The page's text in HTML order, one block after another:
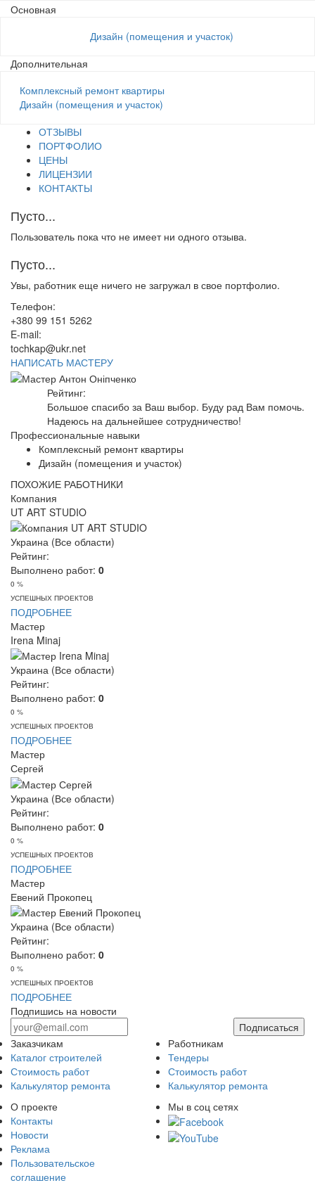
Основная
Дизайн (помещения и участок)
Дополнительная
Комплексный ремонт квартиры
Дизайн (помещения и участок)
ОТЗЫВЫ
ПОРТФОЛИО
ЦЕНЫ
ЛИЦЕНЗИИ
КОНТАКТЫ
Пусто...
Пользователь пока что не имеет ни одного отзыва.
Пусто...
Увы, работник еще ничего не загружал в свое портфолио.
Телефон:
+380 99 151 5262
E-mail:
tochkap@ukr.net
НАПИСАТЬ МАСТЕРУ
Рейтинг:
Большое спасибо за Ваш выбор. Буду рад Вам помочь.
Надеюсь на дальнейшее сотрудничество!
Профессиональные навыки
Комплексный ремонт квартиры
Дизайн (помещения и участок)
ПОХОЖИЕ РАБОТНИКИ
Компания
UT ART STUDIO
Украина (Все области)
Рейтинг:
Выполнено работ: 0
0 %
УСПЕШНЫХ ПРОЕКТОВ
ПОДРОБНЕЕ
Мастер
Irena Minaj
Украина (Все области)
Рейтинг:
Выполнено работ: 0
0 %
УСПЕШНЫХ ПРОЕКТОВ
ПОДРОБНЕЕ
Мастер
Сергей
Украина (Все области)
Рейтинг:
Выполнено работ: 0
0 %
УСПЕШНЫХ ПРОЕКТОВ
ПОДРОБНЕЕ
Мастер
Евений Прокопец
Украина (Все области)
Рейтинг:
Выполнено работ: 0
0 %
УСПЕШНЫХ ПРОЕКТОВ
ПОДРОБНЕЕ
Подпишись на новости
Подписаться
Заказчикам
Каталог строителей
Стоимость работ
Калькулятор ремонта
Работникам
Тендеры
Стоимость работ
Калькулятор ремонта
О проекте
Контакты
Новости
Реклама
Пользовательское
соглашение
Мы в соц сетях